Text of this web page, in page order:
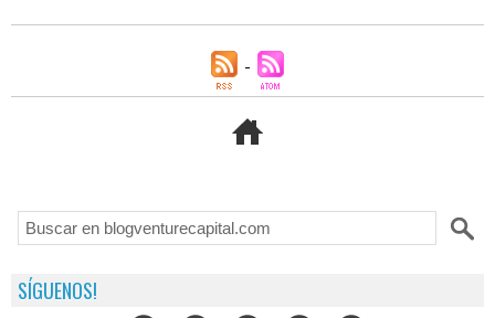
SÍGUENOS!